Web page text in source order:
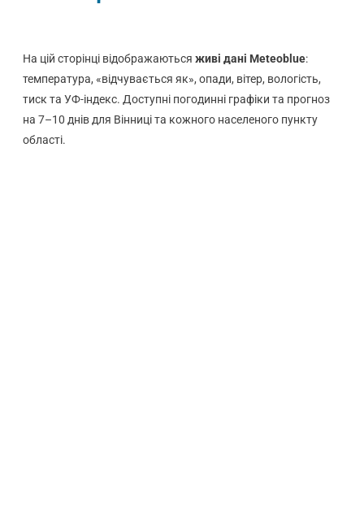
На цій сторінці відображаються живі дані Meteoblue:
температура, «відчувається як», опади, вітер, вологість,
тиск та УФ-індекс. Доступні погодинні графіки та прогноз
на 7–10 днів для Вінниці та кожного населеного пункту
області.